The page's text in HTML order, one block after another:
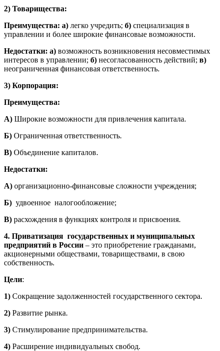
2) Товарищества:
Преимущества: а) легко учредить; б) специализация в
управлении и более широкие финансовые возможности.
Недостатки: а) возможность возникновения несовместимых
интересов в управлении; б) несогласованность действий; в)
неограниченная финансовая ответственность.
3) Корпорация:
Преимущества:
А) Широкие возможности для привлечения капитала.
Б) Ограниченная ответственность.
В) Объединение капиталов.
Недостатки:
А) организационно-финансовые сложности учреждения;
Б) удвоенное налогообложение;
В) расхождения в функциях контроля и присвоения.
4. Приватизация государственных и муниципальных
предприятий в России – это приобретение гражданами,
акционерными обществами, товариществами, в свою
собственность.
Цели:
1) Сокращение задолженностей государственного сектора.
2) Развитие рынка.
3) Стимулирование предпринимательства.
4) Расширение индивидуальных свобод.